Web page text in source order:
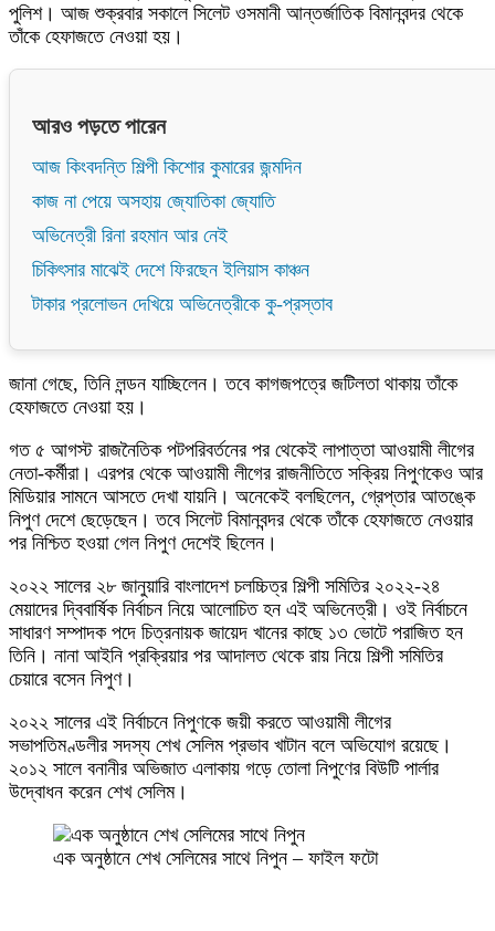
পুলিশ। আজ শুক্রবার সকালে সিলেট ওসমানী আন্তর্জাতিক বিমানবন্দর থেকে
তাঁকে হেফাজতে নেওয়া হয়।
আরও পড়তে পারেন
আজ কিংবদন্তি শিল্পী কিশোর কুমারের জন্মদিন
কাজ না পেয়ে অসহায় জ্যোতিকা জ্যোতি
অভিনেত্রী রিনা রহমান আর নেই
চিকিৎসার মাঝেই দেশে ফিরছেন ইলিয়াস কাঞ্চন
টাকার প্রলোভন দেখিয়ে অভিনেত্রীকে কু-প্রস্তাব
জানা গেছে, তিনি লন্ডন যাচ্ছিলেন। তবে কাগজপত্রে জটিলতা থাকায় তাঁকে
হেফাজতে নেওয়া হয়।
গত ৫ আগস্ট রাজনৈতিক পটপরিবর্তনের পর থেকেই লাপাত্তা আওয়ামী লীগের
নেতা-কর্মীরা। এরপর থেকে আওয়ামী লীগের রাজনীতিতে সক্রিয় নিপুণকেও আর
মিডিয়ার সামনে আসতে দেখা যায়নি। অনেকেই বলছিলেন, গ্রেপ্তার আতঙ্কে
নিপুণ দেশে ছেড়েছেন। তবে সিলেট বিমানবন্দর থেকে তাঁকে হেফাজতে নেওয়ার
পর নিশ্চিত হওয়া গেল নিপুণ দেশেই ছিলেন।
২০২২ সালের ২৮ জানুয়ারি বাংলাদেশ চলচ্চিত্র শিল্পী সমিতির ২০২২-২৪
মেয়াদের দ্বিবার্ষিক নির্বাচন নিয়ে আলোচিত হন এই অভিনেত্রী। ওই নির্বাচনে
সাধারণ সম্পাদক পদে চিত্রনায়ক জায়েদ খানের কাছে ১৩ ভোটে পরাজিত হন
তিনি। নানা আইনি প্রক্রিয়ার পর আদালত থেকে রায় নিয়ে শিল্পী সমিতির
চেয়ারে বসেন নিপুণ।
২০২২ সালের এই নির্বাচনে নিপুণকে জয়ী করতে আওয়ামী লীগের
সভাপতিমণ্ডলীর সদস্য শেখ সেলিম প্রভাব খাটান বলে অভিযোগ রয়েছে।
২০১২ সালে বনানীর অভিজাত এলাকায় গড়ে তোলা নিপুণের বিউটি পার্লার
উদ্বোধন করেন শেখ সেলিম।
এক অনুষ্ঠানে শেখ সেলিমের সাথে নিপুন – ফাইল ফটো